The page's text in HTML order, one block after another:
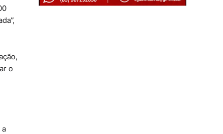
o
a